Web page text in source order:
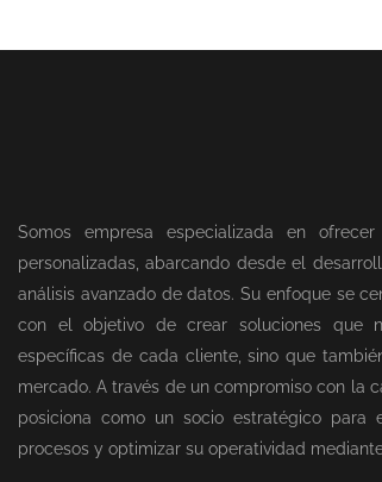
Somos empresa especializada en
personalizadas, abarcando desde el
análisis avanzado de datos. Su enfoque se
con el objetivo de crear soluciones que
específicas de cada cliente, sino que
mercado. A través de un compromiso con la
posiciona como un socio estratégico para
procesos y optimizar su operatividad